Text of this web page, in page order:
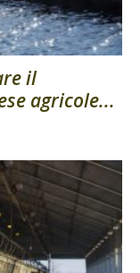
il
agricole...